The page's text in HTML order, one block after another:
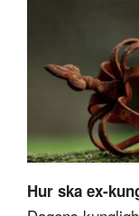
Hur ska ex-